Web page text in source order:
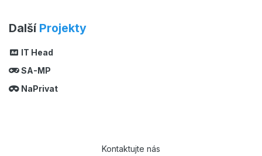
Další Projekty
IT Head
SA-MP
NaPrivat
Kontaktujte nás